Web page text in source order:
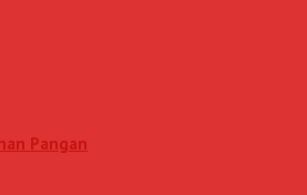
Pangan